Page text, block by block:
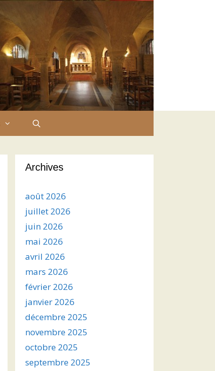
Archives
août 2026
juillet 2026
juin 2026
mai 2026
avril 2026
mars 2026
février 2026
janvier 2026
décembre 2025
novembre 2025
octobre 2025
septembre 2025